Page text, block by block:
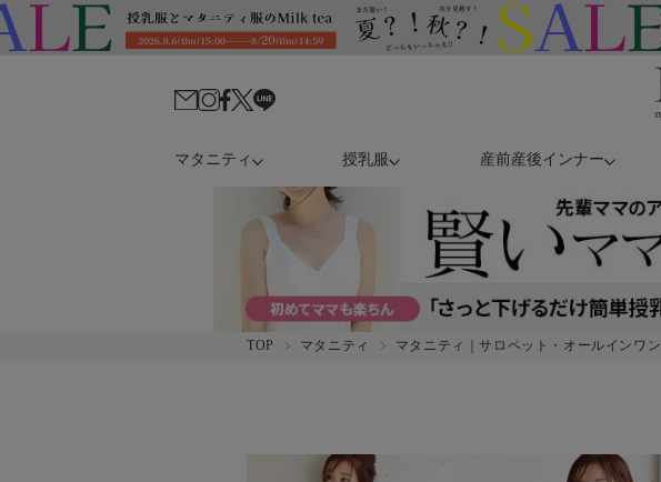
マタニティ 授乳服 産前産後インナー
TOP マタニティ マタニティ｜サロペット・オールインワン